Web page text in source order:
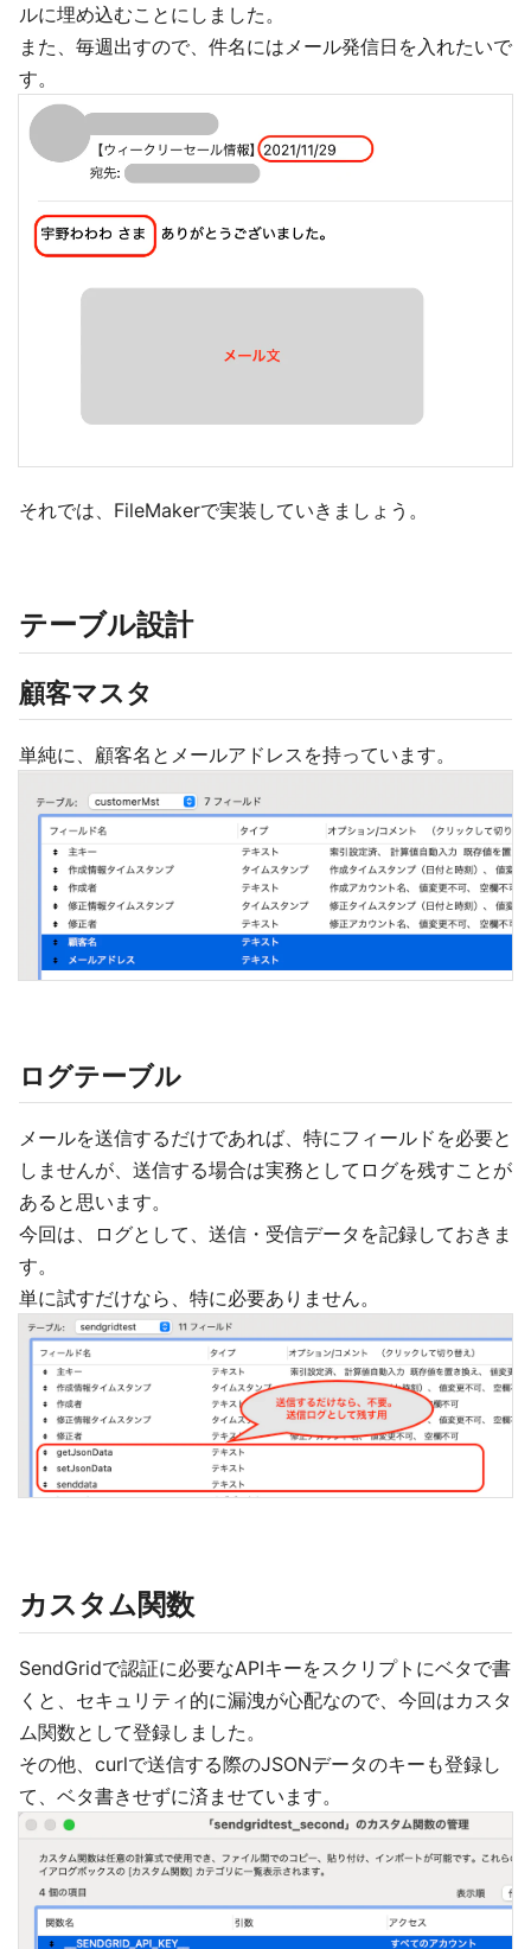
ルに埋め込むことにしました。
また、毎週出すので、件名にはメール発信日を入れたいで
す。
それでは、FileMakerで実装していきましょう。
テーブル設計
顧客マスタ
単純に、顧客名とメールアドレスを持っています。
ログテーブル
メールを送信するだけであれば、特にフィールドを必要と
しませんが、送信する場合は実務としてログを残すことが
あると思います。
今回は、ログとして、送信・受信データを記録しておきま
す。
単に試すだけなら、特に必要ありません。
カスタム関数
SendGridで認証に必要なAPIキーをスクリプトにベタで書
くと、セキュリティ的に漏洩が心配なので、今回はカスタ
ム関数として登録しました。
その他、curlで送信する際のJSONデータのキーも登録し
て、ベタ書きせずに済ませています。